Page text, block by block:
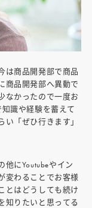
は商品開発部で商品
商品開発部へ異動で
なかったので一度お
識や経験を蓄えて
「ぜひ行きます」
にYoutubeやイン
変わることでお客様
とはどうしても続け
知りたいと思ってる